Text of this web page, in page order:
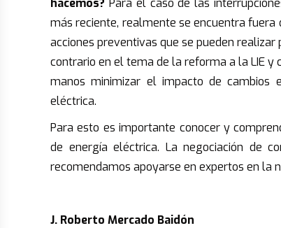
más reciente, realmente se encuentra
acciones preventivas que se pueden
contrario en el tema de la reforma a la LIE y
manos minimizar el impacto de cambios
eléctrica.
Para esto es importante conocer y
de energía eléctrica. La negociación de
recomendamos apoyarse en expertos en la
J. Roberto Mercado Baidón